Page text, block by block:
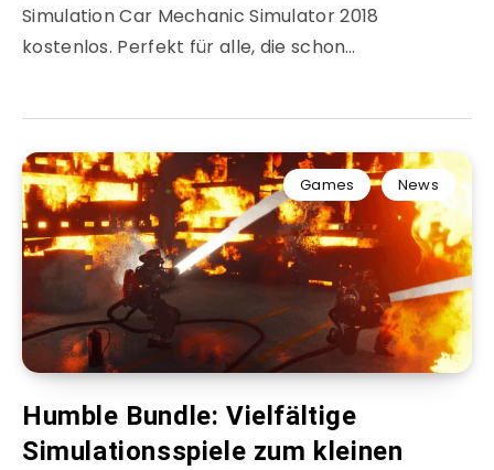
Simulation Car Mechanic Simulator 2018
kostenlos. Perfekt für alle, die schon…
Games News
Humble Bundle: Vielfältige
Simulationsspiele zum kleinen